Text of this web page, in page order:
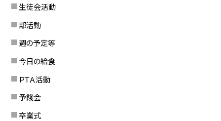
生徒会活動
部活動
週の予定等
今日の給食
ＰＴＡ活動
予餞会
卒業式